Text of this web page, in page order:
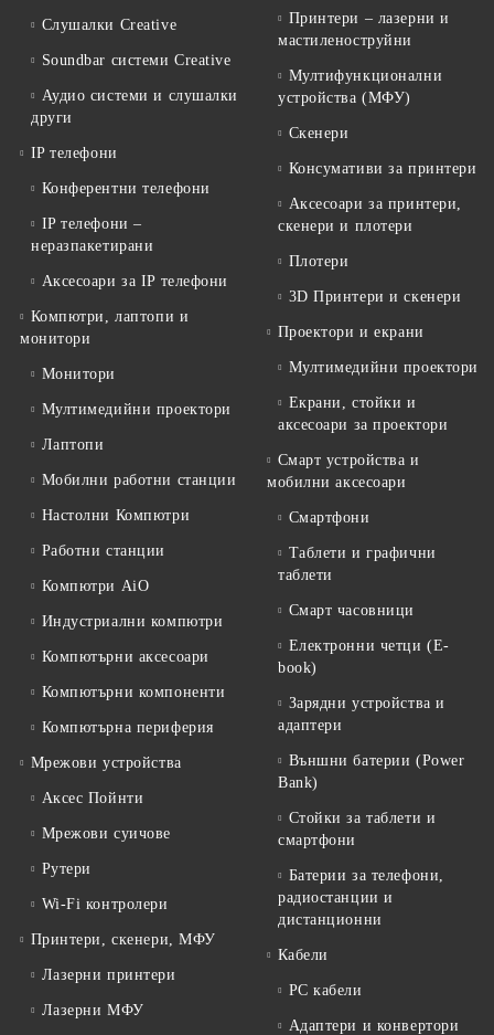
Слушалки Creative
Soundbar системи Creative
Аудио системи и слушалки
други
IP телефони
Конферентни телефони
IP телефони –
неразпакетирани
Аксесоари за IP телефони
Компютри, лаптопи и
монитори
Монитори
Мултимедийни проектори
Лаптопи
Мобилни работни станции
Настолни Компютри
Работни станции
Компютри AiO
Индустриални компютри
Компютърни аксесоари
Компютърни компоненти
Компютърна периферия
Мрежови устройства
Аксес Пойнти
Мрежови суичове
Рутери
Wi-Fi контролери
Принтери, скенери, МФУ
Лазерни принтери
Лазерни МФУ
Принтери – лазерни и
мастиленоструйни
Мултифункционални
устройства (МФУ)
Скенери
Консумативи за принтери
Аксесоари за принтери,
скенери и плотери
Плотери
3D Принтери и скенери
Проектори и екрани
Мултимедийни проектори
Екрани, стойки и
аксесоари за проектори
Смарт устройства и
мобилни аксесоари
Смартфони
Таблети и графични
таблети
Смарт часовници
Електронни четци (E-
book)
Зарядни устройства и
адаптери
Външни батерии (Power
Bank)
Стойки за таблети и
смартфони
Батерии за телефони,
радиостанции и
дистанционни
Кабели
PC кабели
Адаптери и конвертори